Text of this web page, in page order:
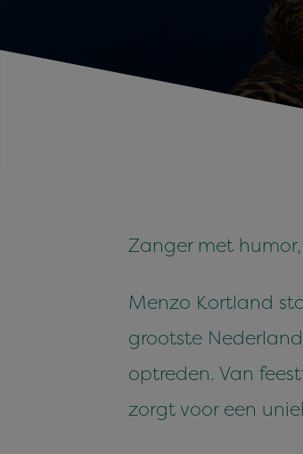
Zanger met
Menzo Kortland
grootste
optreden. Van
zorgt voor een